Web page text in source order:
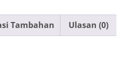
Tambahan Ulasan (0)